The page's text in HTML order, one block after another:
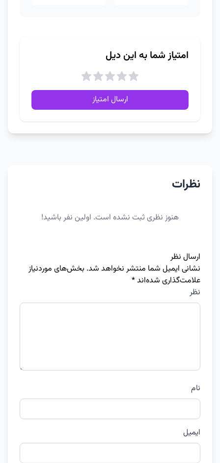
امتیاز شما به این دیل
ارسال امتیاز
نظرات
هنوز نظری ثبت نشده است. اولین نفر باشید!
ارسال نظر
نشانی ایمیل شما منتشر نخواهد شد. بخش‌های موردنیاز
علامت‌گذاری شده‌اند*
نظر
نام
ایمیل